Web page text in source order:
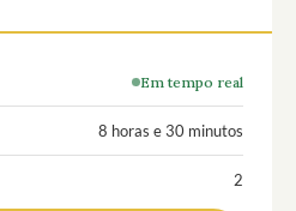
Em tempo real
8 horas e 30 minutos
2